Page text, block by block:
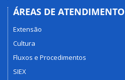
ÁREAS DE ATENDIMENTO
Extensão
Cultura
Fluxos e Procedimentos
SIEX